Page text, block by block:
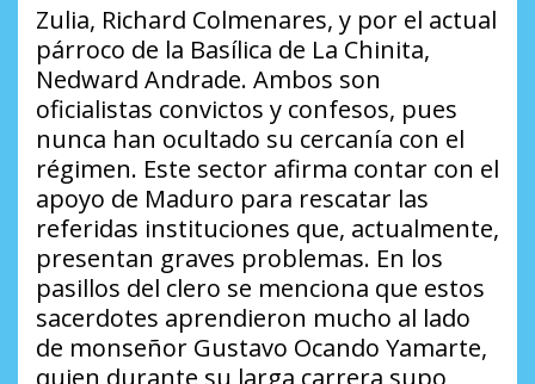
Zulia, Richard Colmenares, y por el actual
párroco de la Basílica de La Chinita,
Nedward Andrade. Ambos son
oficialistas convictos y confesos, pues
nunca han ocultado su cercanía con el
régimen. Este sector afirma contar con el
apoyo de Maduro para rescatar las
referidas instituciones que, actualmente,
presentan graves problemas. En los
pasillos del clero se menciona que estos
sacerdotes aprendieron mucho al lado
de monseñor Gustavo Ocando Yamarte,